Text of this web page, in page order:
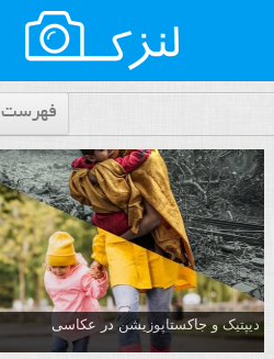
فهرست
دیپتیک و جاکستا‌پوزیشن در عکاسی